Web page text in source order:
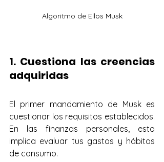
Algoritmo de Ellos Musk
1. Cuestiona las creencias
adquiridas
El primer mandamiento de Musk es
cuestionar los requisitos establecidos.
En las finanzas personales, esto
implica evaluar tus gastos y hábitos
de consumo.